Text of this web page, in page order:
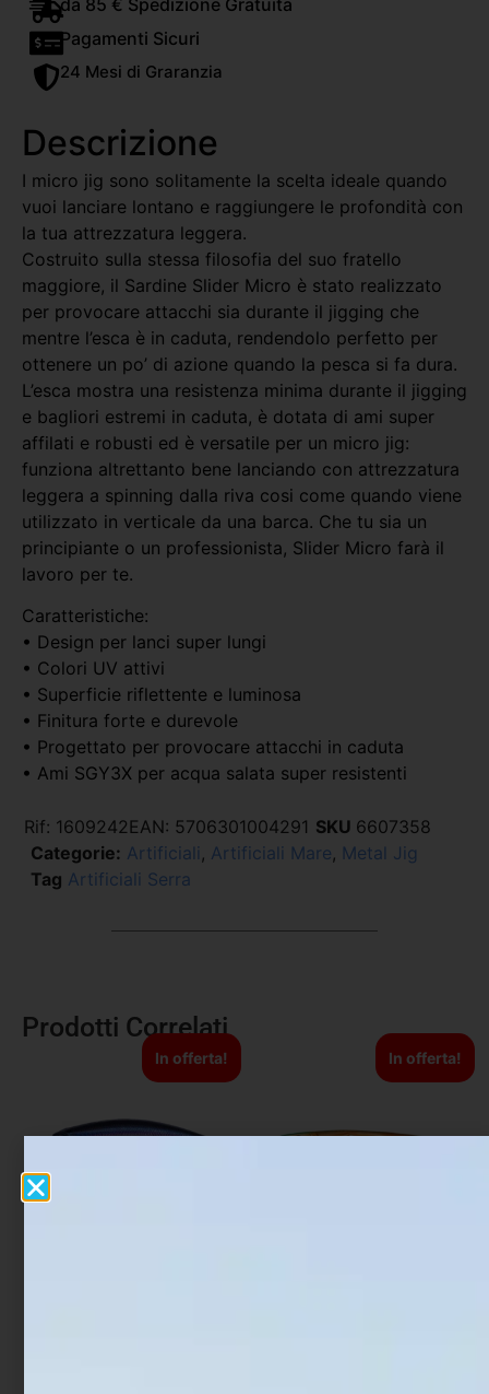
Pagamenti Sicuri
24 Mesi di Graranzia
Descrizione
I micro jig sono solitamente la scelta ideale quando
vuoi lanciare lontano e raggiungere le profondità con
la tua attrezzatura leggera.
Costruito sulla stessa filosofia del suo fratello
maggiore, il Sardine Slider Micro è stato realizzato
per provocare attacchi sia durante il jigging che
mentre l’esca è in caduta, rendendolo perfetto per
ottenere un po’ di azione quando la pesca si fa dura.
L’esca mostra una resistenza minima durante il jigging
e bagliori estremi in caduta, è dotata di ami super
affilati e robusti ed è versatile per un micro jig:
funziona altrettanto bene lanciando con attrezzatura
leggera a spinning dalla riva cosi come quando viene
utilizzato in verticale da una barca. Che tu sia un
principiante o un professionista, Slider Micro farà il
lavoro per te.
Caratteristiche:
• Design per lanci super lungi
• Colori UV attivi
• Superficie riflettente e luminosa
• Finitura forte e durevole
• Progettato per provocare attacchi in caduta
• Ami SGY3X per acqua salata super resistenti
Rif: 1609242EAN: 5706301004291 SKU 6607358
Categorie: Artificiali , Artificiali Mare, Metal Jig
Tag Artificiali Serra
Prodotti Correlati
In offerta! In offerta!